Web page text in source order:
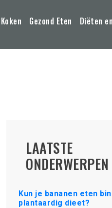
Gezond Eten Diëten
LAATSTE
ONDERWERPEN
Kun je bananen eten
plantaardig dieet?